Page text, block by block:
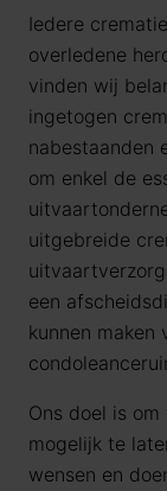
Iedere
overledene
vinden wij
ingetogen
nabestaanden
om enkel de
uitgebreide
een
kunnen maken
Ons doel is
mogelijk te
wensen en